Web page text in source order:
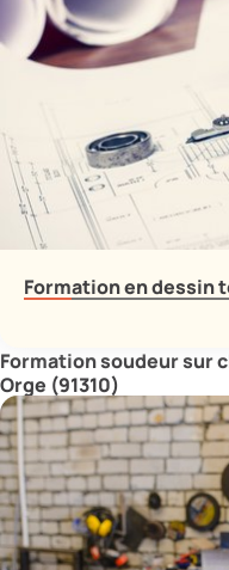
Formation en dessin
Formation soudeur sur
Orge (91310)